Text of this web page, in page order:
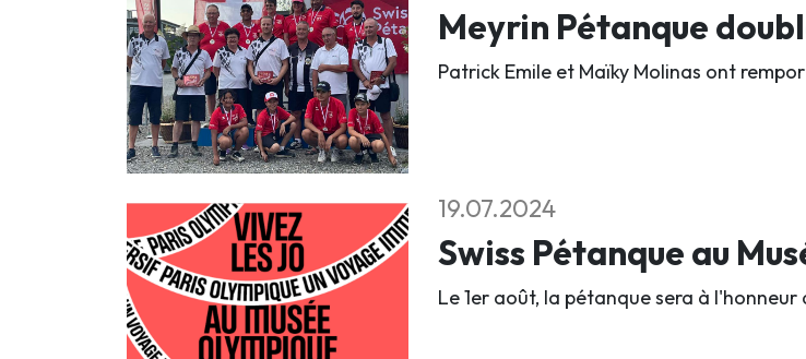
Meyrin Pétanque
Patrick Emile et Maïky Molinas ont
19.07.2024
Swiss Pétanque au
Le 1er août, la pétanque sera à